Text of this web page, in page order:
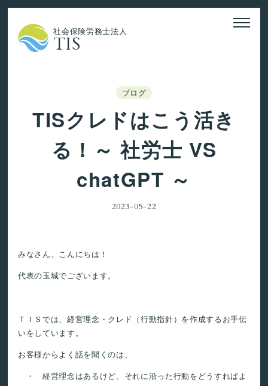
社会保険労務士法人
TIS
ブログ
TISクレドはこう活き
る！～ 社労士 VS
chatGPT ～
2023-05-22
みなさん、こんにちは！
代表の玉城でございます。
ＴＩＳでは、経営理念・クレド（行動指針）を作成するお手伝
いをしています。
お客様からよく話を聞くのは、
・ 経営理念はあるけど、それに沿った行動をどうすればよ